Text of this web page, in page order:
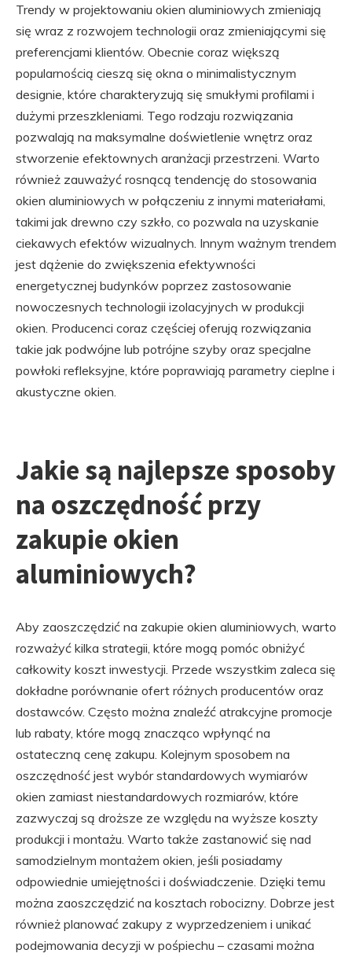
Trendy w projektowaniu okien aluminiowych zmieniają
się wraz z rozwojem technologii oraz zmieniającymi się
preferencjami klientów. Obecnie coraz większą
popularnością cieszą się okna o minimalistycznym
designie, które charakteryzują się smukłymi profilami i
dużymi przeszkleniami. Tego rodzaju rozwiązania
pozwalają na maksymalne doświetlenie wnętrz oraz
stworzenie efektownych aranżacji przestrzeni. Warto
również zauważyć rosnącą tendencję do stosowania
okien aluminiowych w połączeniu z innymi materiałami,
takimi jak drewno czy szkło, co pozwala na uzyskanie
ciekawych efektów wizualnych. Innym ważnym trendem
jest dążenie do zwiększenia efektywności
energetycznej budynków poprzez zastosowanie
nowoczesnych technologii izolacyjnych w produkcji
okien. Producenci coraz częściej oferują rozwiązania
takie jak podwójne lub potrójne szyby oraz specjalne
powłoki refleksyjne, które poprawiają parametry cieplne i
akustyczne okien.
Jakie są najlepsze sposoby
na oszczędność przy
zakupie okien
aluminiowych?
Aby zaoszczędzić na zakupie okien aluminiowych, warto
rozważyć kilka strategii, które mogą pomóc obniżyć
całkowity koszt inwestycji. Przede wszystkim zaleca się
dokładne porównanie ofert różnych producentów oraz
dostawców. Często można znaleźć atrakcyjne promocje
lub rabaty, które mogą znacząco wpłynąć na
ostateczną cenę zakupu. Kolejnym sposobem na
oszczędność jest wybór standardowych wymiarów
okien zamiast niestandardowych rozmiarów, które
zazwyczaj są droższe ze względu na wyższe koszty
produkcji i montażu. Warto także zastanowić się nad
samodzielnym montażem okien, jeśli posiadamy
odpowiednie umiejętności i doświadczenie. Dzięki temu
można zaoszczędzić na kosztach robocizny. Dobrze jest
również planować zakupy z wyprzedzeniem i unikać
podejmowania decyzji w pośpiechu – czasami można